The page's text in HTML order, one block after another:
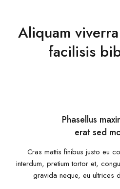
Aliquam
facilisis
Phasellus
erat sed
Cras mattis finibus justo eu
interdum, pretium tortor et,
gravida neque, eu ultrices